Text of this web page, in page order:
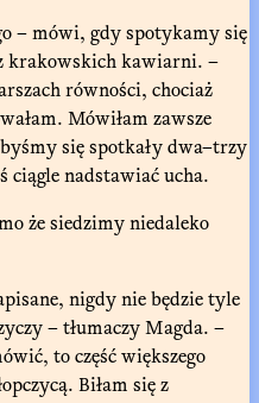
– mówi, gdy spotykamy się
krakowskich kawiarni. –
równości, chociaż
Mówiłam zawsze
się spotkały dwa–trzy
ciągle nadstawiać ucha.
że siedzimy niedaleko
nigdy nie będzie tyle
– tłumaczy Magda. –
to część większego
Biłam się z